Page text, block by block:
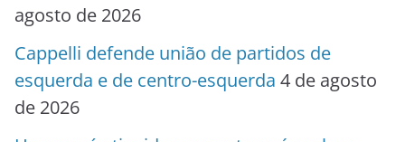
agosto de 2026
Cappelli defende união de partidos de
esquerda e de centro-esquerda 4 de agosto
de 2026